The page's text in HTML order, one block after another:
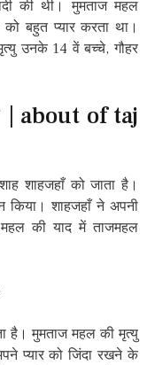
की थी। मुमताज महल
बहुत प्यार करता था।
उनके 14 वें बच्चे, गौहर
| about of taj
शाहजहाँ को जाता है।
शाहजहाँ ने अपनी
महल की याद में ताजमहल
है। मुमताज महल की मृत्यु
प्यार को जिंदा रखने के